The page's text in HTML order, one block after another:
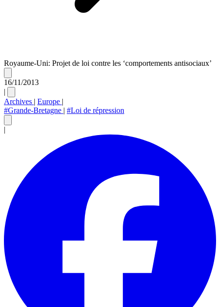
Royaume-Uni: Projet de loi contre les ‘comportements antisociaux’
16/11/2013
|
Archives | Europe |
#Grande-Bretagne | #Loi de répression
|